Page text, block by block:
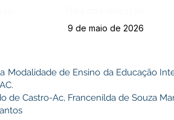
9 de maio de 2026
Modalidade de Ensino da Educação
de Castro-Ac, Francenilda de Souza